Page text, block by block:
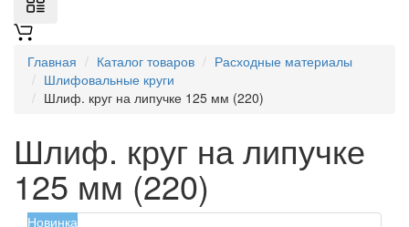
Главная Каталог товаров
Расходные материалы
Шлифовальные круги
Шлиф. круг на липучке 125 мм (220)
Шлиф. круг на липучке
125 мм (220)
Новинка